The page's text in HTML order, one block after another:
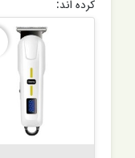
کرده اند: